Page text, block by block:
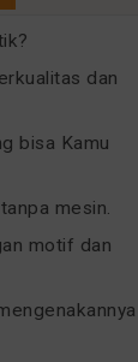
dan
bisa Kamu
mesin.
motif dan